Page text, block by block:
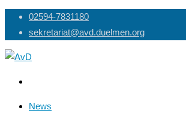
Skip
content
02594-7831180
sekretariat@avd.duelmen.org
News